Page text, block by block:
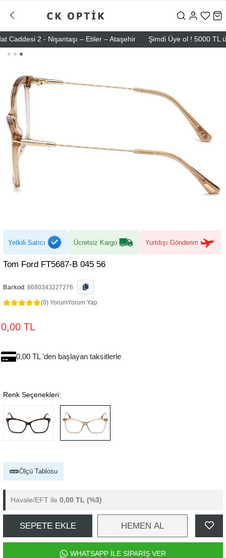
2 - Nişantaşı – Etiler – Ataşehir Şimdi Üye ol ! 5000 TL
Yetkili Satıcı Ücretsiz Kargo Yurtdışı Gönderim
Tom Ford FT5687-B 045 56
Barkod : 8680343227276
(0) YorumYorum Yap
0,00 TL
0,00 TL 'den başlayan taksitlerle
Renk Seçenekleri:
Ölçü Tablosu
Havale/EFT ile 0,00 TL (%3)
SEPETE EKLE HEMEN AL
WHATSAPP İLE SİPARİŞ VER